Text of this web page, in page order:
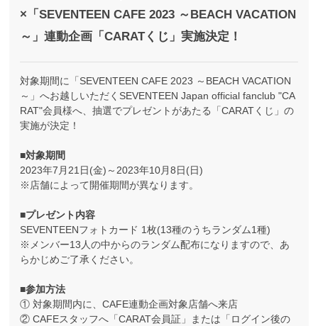
×「SEVENTEEN CAFE 2023 ～BEACH VACATION
～」連動企画「CARATくじ」実施決定！
対象期間に「SEVENTEEN CAFE 2023 ～BEACH VACATION
～」へお越しいただくSEVENTEEN Japan official fanclub "CA
RAT"会員様へ、抽選でプレゼントがあたる「CARATくじ」の
実施が決定！
■対象期間
2023年7月21日(金)～2023年10月8日(日)
※店舗によって開催期間が異なります。
■プレゼント内容
SEVENTEENフォトカード 1枚(13種のうちランダム1種)
※メンバー13人の中からのランダム配布になりますので、あ
らかじめご了承ください。
■参加方法
① 対象期間内に、CAFE連動企画対象店舗へ来店
② CAFEスタッフへ「CARAT会員証」または「ログイン後の